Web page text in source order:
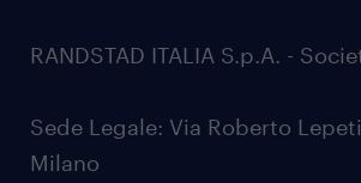
RANDSTAD ITALIA S.p.A. -
Sede Legale: Via Roberto
Milano